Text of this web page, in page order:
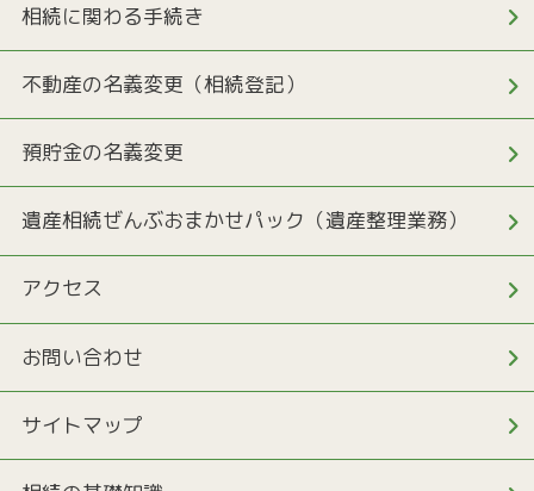
相続に関わる手続き
不動産の名義変更（相続登記）
預貯金の名義変更
遺産相続ぜんぶおまかせパック（遺産整理業務）
アクセス
お問い合わせ
サイトマップ